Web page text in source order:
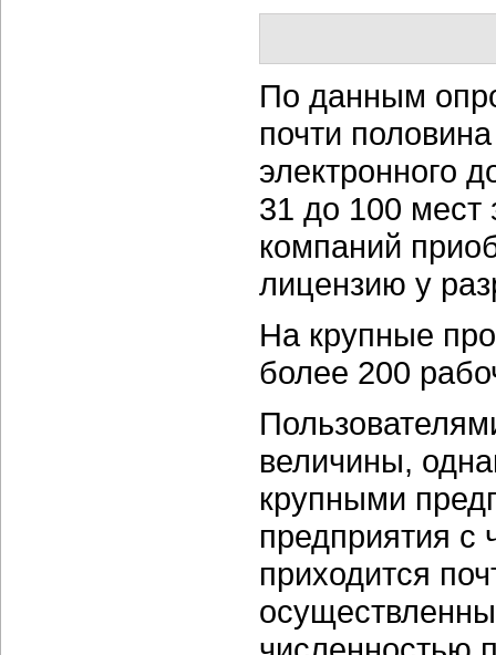
По данным
почти
электронного
31 до 100 мест
компаний
лицензию у
На крупные
более 200
величины,
крупными
предприятия с
приходится